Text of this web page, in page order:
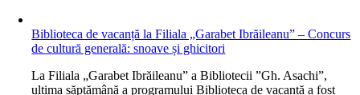
Biblioteca de vacanță la Filiala „Garabet Ibrăileanu” – Concurs
de cultură generală: snoave și ghicitori
La Filiala „Garabet Ibrăileanu” a Bibliotecii ”Gh. Asachi”,
ultima săptămână a programului Biblioteca de vacanță a fost